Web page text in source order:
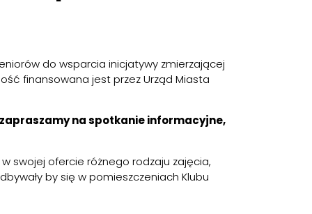
do wsparcia inicjatywy zmierzającej
finansowana jest przez Urząd Miasta
na spotkanie informacyjne,
swojej ofercie różnego rodzaju zajęcia,
by się w pomieszczeniach Klubu